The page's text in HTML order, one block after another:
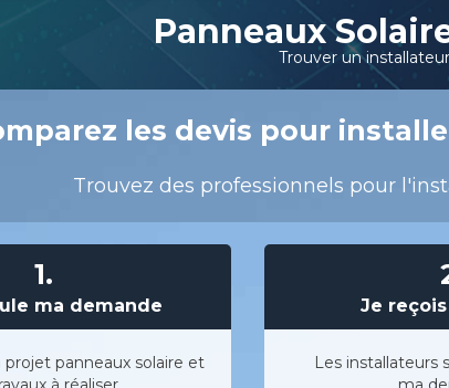
Panneaux
Trouver un
les devis pour
Trouvez des professionnels pour
1.
ma demande
panneaux solaire et
Je
Les installateurs